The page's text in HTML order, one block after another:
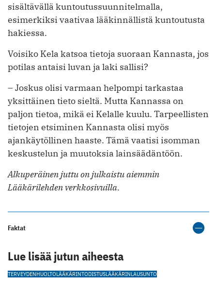
sisältävällä kuntoutussuunnitelmalla,
esimerkiksi vaativaa lääkinnällistä kuntoutusta
hakiessa.
Voisiko Kela katsoa tietoja suoraan Kannasta, jos
potilas antaisi luvan ja laki sallisi?
– Joskus olisi varmaan helpompi tarkastaa
yksittäinen tieto sieltä. Mutta Kannassa on
paljon tietoa, mikä ei Kelalle kuulu. Tarpeellisten
tietojen etsiminen Kannasta olisi myös
ajankäytöllinen haaste. Tämä vaatisi isomman
keskustelun ja muutoksia lainsäädäntöön.
Alkuperäinen juttu on julkaistu aiemmin
Lääkärilehden verkkosivuilla.
Faktat
Lue lisää jutun aiheesta
TERVEYDENHUOLTOLÄÄKÄRINTODISTUSLÄÄKÄRINLAUSUNTO